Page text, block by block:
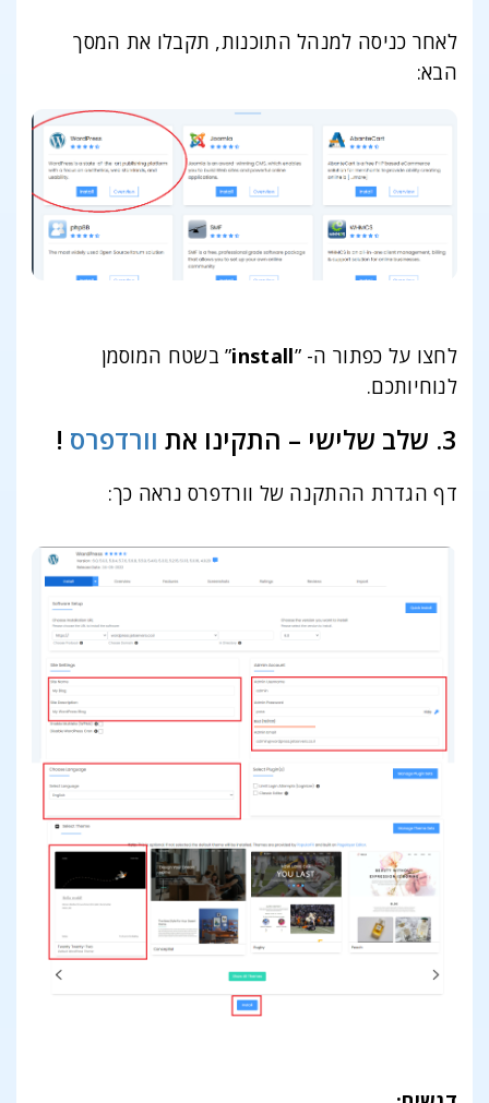
לאחר כניסה למנהל התוכנות, תקבלו את המסך
הבא:
לחצו על כפתור ה- ”install” בשטח המוסמן
לנוחיותכם.
3. שלב שלישי – התקינו את וורדפרס !
דף הגדרת ההתקנה של וורדפרס נראה כך: